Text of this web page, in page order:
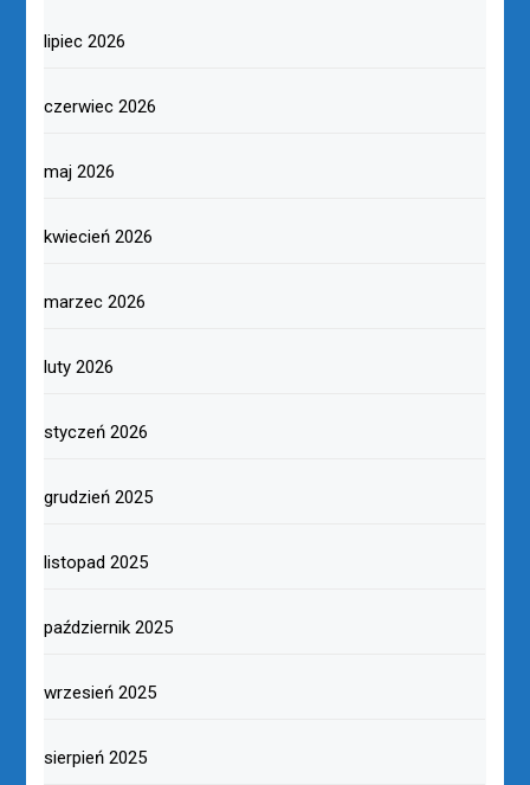
lipiec 2026
czerwiec 2026
maj 2026
kwiecień 2026
marzec 2026
luty 2026
styczeń 2026
grudzień 2025
listopad 2025
październik 2025
wrzesień 2025
sierpień 2025